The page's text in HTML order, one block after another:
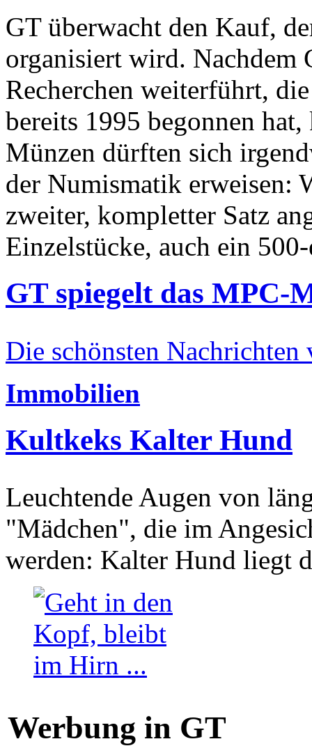
GT überwacht den Kauf,
organisiert wird. Nachdem
Recherchen weiterführt,
bereits 1995 begonnen
Münzen dürften sich
der Numismatik erweisen:
zweiter, kompletter Satz
Einzelstücke, auch ein
GT spiegelt das MPC-
Die schönsten Nachrichten
Immobilien
Kultkeks Kalter Hund
Leuchtende Augen von
"Mädchen", die im
werden: Kalter Hund liegt
Werbung in GT